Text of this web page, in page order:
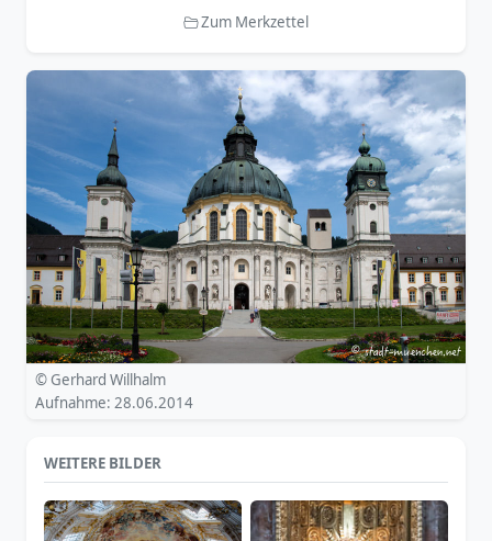
Zum Merkzettel
© Gerhard Willhalm
Aufnahme: 28.06.2014
WEITERE BILDER